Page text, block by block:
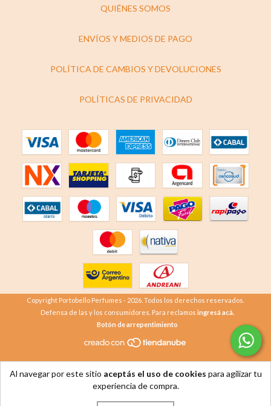
Al navegar por este sitio aceptás el uso de cookies para agilizar tu
experiencia de compra.
QUIÉNES SOMOS
ENVÍOS Y MEDIOS DE PAGO
POLÍTICA DE CAMBIOS Y DEVOLUCIONES
POLÍTICAS DE PRIVACIDAD
Copyright Portobello Perfumes - 2026. Todos los derechos reservados.
Defensa de las y los consumidores. Para reclamos ingresá acá.
Botón de arrepentimiento